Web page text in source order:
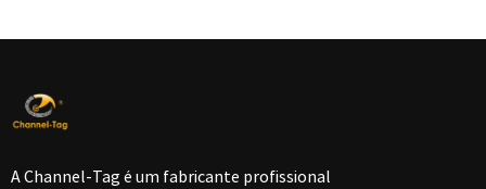
A Channel-Tag é um fabricante profissional